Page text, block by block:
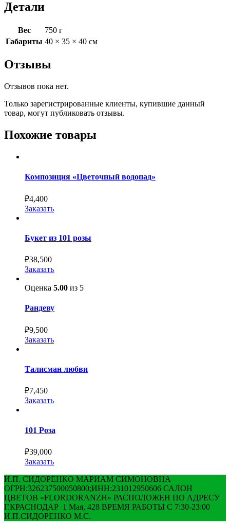
Детали
Вес
750 г
Габариты 40 × 35 × 40 см
Отзывы
Отзывов пока нет.
Только зарегистрированные клиенты, купившие данный
товар, могут публиковать отзывы.
Похожие товары
Композиция «Цветочный водопад»
₽4,400
Заказать
Букет из 101 розы
₽38,500
Заказать
Оценка 5.00 из 5
Рандеву
₽9,500
Заказать
Талисман любви
₽7,450
Заказать
101 Роза
₽39,000
Заказать
И.П. СИДОРЕНКО МАРИАМ СИМОНОВНА
ОГРН:326237500050800;ИНН:231012950606 САЛОН
ЦВЕТОВ «FLORDORANZH» РАСПОЛОЖЕН ПО АДРЕСУ
Г.КРАСНОДАР 1 Мая, 428 ВРЕМЯ РАБОТЫ С 7:30-23:00
И.П.СИДОРЕНКО М.С.